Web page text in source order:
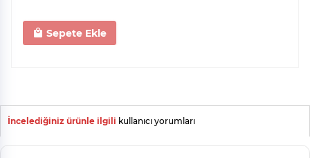
Sepete Ekle
İncelediğiniz ürünle ilgili kullanıcı yorumları